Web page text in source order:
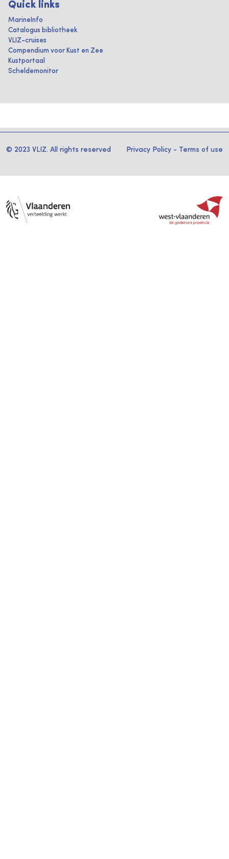
Quick links
MarineInfo
Catalogus bibliotheek
VLIZ-cruises
Compendium voor Kust en Zee
Kustportaal
Scheldemonitor
© 2023 VLIZ. All rights reserved Privacy Policy - Terms of use